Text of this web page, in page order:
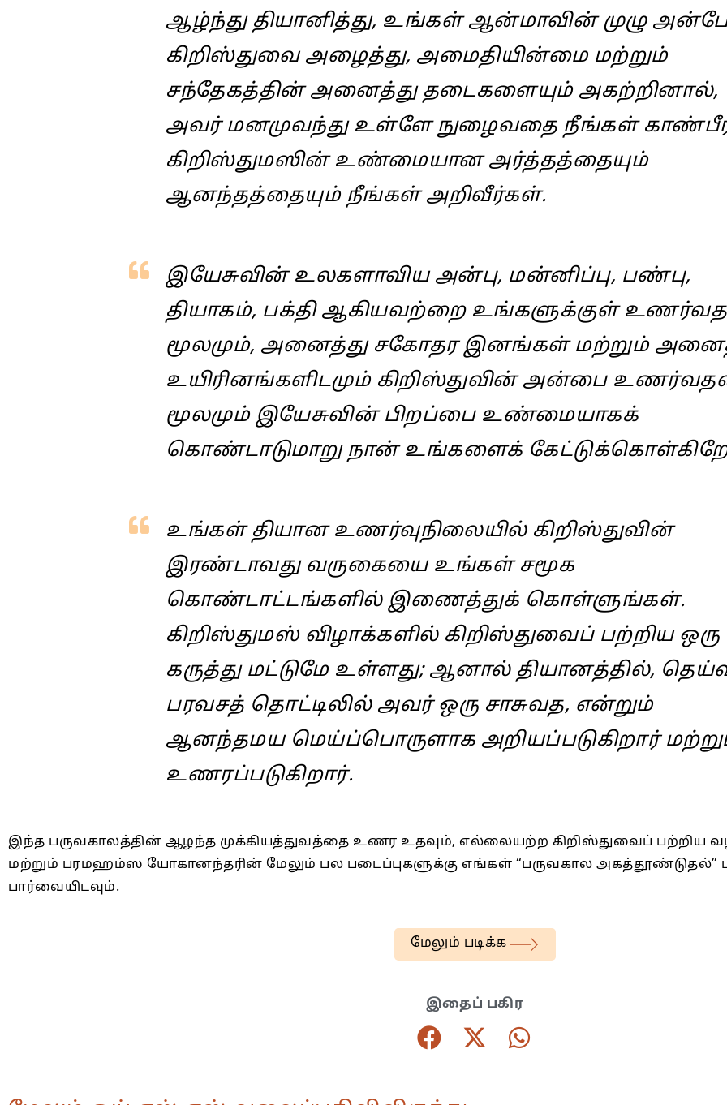
ஆழ்ந்து தியானித்து, உங்கள் ஆன்மாவின் முழு
கிறிஸ்துவை அழைத்து, அமைதியின்மை மற்றும்
சந்தேகத்தின் அனைத்து தடைகளையும் அகற்றினால்,
அவர் மனமுவந்து உள்ளே நுழைவதை நீங்கள்
கிறிஸ்துமஸின் உண்மையான அர்த்தத்தையும்
ஆனந்தத்தையும் நீங்கள் அறிவீர்கள்.
இயேசுவின் உலகளாவிய அன்பு, மன்னிப்பு, பண்பு,
தியாகம், பக்தி ஆகியவற்றை உங்களுக்குள்
மூலமும், அனைத்து சகோதர இனங்கள் மற்றும்
உயிரினங்களிடமும் கிறிஸ்துவின் அன்பை
மூலமும் இயேசுவின் பிறப்பை உண்மையாகக்
கொண்டாடுமாறு நான் உங்களைக்
உங்கள் தியான உணர்வுநிலையில் கிறிஸ்துவின்
இரண்டாவது வருகையை உங்கள் சமூக
கொண்டாட்டங்களில் இணைத்துக் கொள்ளுங்கள்.
கிறிஸ்துமஸ் விழாக்களில் கிறிஸ்துவைப் பற்றிய ஒரு
கருத்து மட்டுமே உள்ளது; ஆனால் தியானத்தில்,
பரவசத் தொட்டிலில் அவர் ஒரு சாசுவத, என்றும்
ஆனந்தமய மெய்ப்பொருளாக அறியப்படுகிறார்
உணரப்படுகிறார்.
இந்த பருவகாலத்தின் ஆழந்த முக்கியத்துவத்தை உணர உதவும், எல்லையற்ற கிறிஸ்துவைப் பற்றிய
மற்றும் பரமஹம்ஸ யோகானந்தரின் மேலும் பல படைப்புகளுக்கு எங்கள் “பருவகால அகத்தூண்டுதல்”
பார்வையிடவும்.
மேலும் படிக்க
இதைப் பகிர